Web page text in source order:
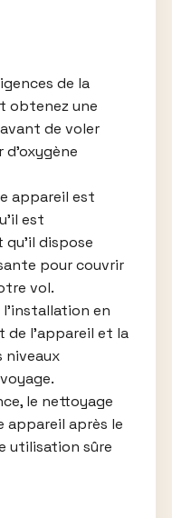
de la
obtenez une
de voler
appareil est
est
dispose
pour couvrir
vol.
en
l’appareil et la
niveaux
le nettoyage
appareil après le
utilisation sûre